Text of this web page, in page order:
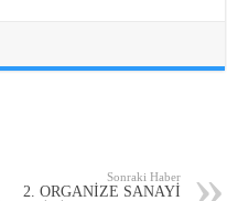
Sonraki Haber
2. ORGANİZE SANAYİ